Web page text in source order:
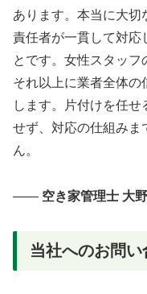
あります。本当に大切
責任者が一貫して対応
とです。女性スタッフ
それ以上に業者全体
します。片付けを任
せず、対応の仕組みま
ん。
―― 空き家管理士 大
当社へのお問